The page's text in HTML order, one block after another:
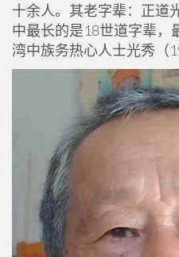
十余人。其老字辈：正道
中最长的是18世道字辈，
湾中族务热心人士光秀（